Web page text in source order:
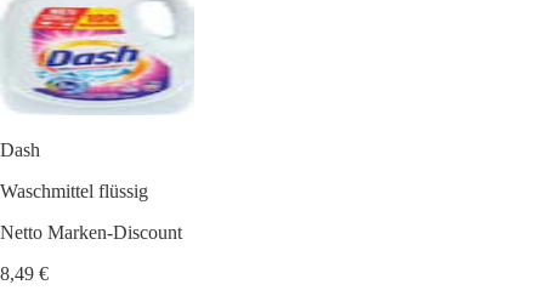
Dash
Waschmittel flüssig
Netto Marken-Discount
8,49 €